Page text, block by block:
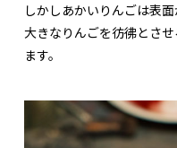
しかしあかいりんごは表
大きなりんごを彷彿とさ
ます。